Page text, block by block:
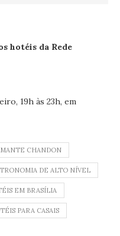
hotéis da Rede
19h às 23h, em
CHANDON
DE ALTO NÍVEL
EM BRASÍLIA
PARA CASAIS